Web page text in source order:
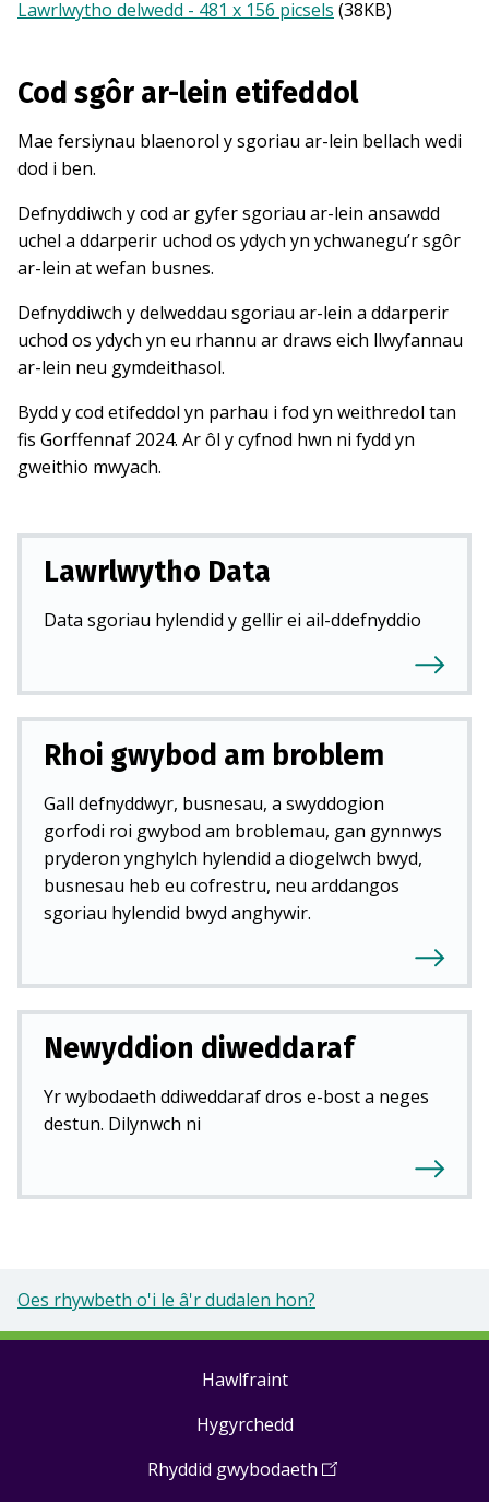
Lawrlwytho delwedd - 481 x 156 picsels (38KB)
Cod sgôr ar-lein etifeddol
Mae fersiynau blaenorol y sgoriau ar-lein bellach wedi
dod i ben.
Defnyddiwch y cod ar gyfer sgoriau ar-lein ansawdd
uchel a ddarperir uchod os ydych yn ychwanegu’r sgôr
ar-lein at wefan busnes.
Defnyddiwch y delweddau sgoriau ar-lein a ddarperir
uchod os ydych yn eu rhannu ar draws eich llwyfannau
ar-lein neu gymdeithasol.
Bydd y cod etifeddol yn parhau i fod yn weithredol tan
fis Gorffennaf 2024. Ar ôl y cyfnod hwn ni fydd yn
gweithio mwyach.
Lawrlwytho Data
Data sgoriau hylendid y gellir ei ail-ddefnyddio
Rhoi gwybod am broblem
Gall defnyddwyr, busnesau, a swyddogion
gorfodi roi gwybod am broblemau, gan gynnwys
pryderon ynghylch hylendid a diogelwch bwyd,
busnesau heb eu cofrestru, neu arddangos
sgoriau hylendid bwyd anghywir.
Newyddion diweddaraf
Yr wybodaeth ddiweddaraf dros e-bost a neges
destun. Dilynwch ni
Oes rhywbeth o'i le â'r dudalen hon?
Hawlfraint
Hygyrchedd
Rhyddid gwybodaeth (Open